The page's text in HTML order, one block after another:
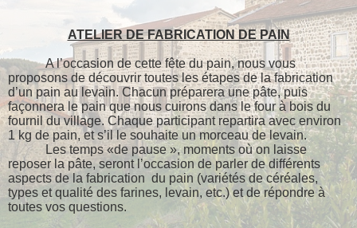
ATELIER DE FABRICATION DE PAIN
A l’occasion de cette fête du pain, nous vous
proposons de découvrir toutes les étapes de la fabrication
d’un pain au levain. Chacun préparera une pâte, puis
façonnera le pain que nous cuirons dans le four à bois du
fournil du village. Chaque participant repartira avec environ
1 kg de pain, et s’il le souhaite un morceau de levain.
Les temps «de pause », moments où on laisse
reposer la pâte, seront l’occasion de parler de différents
aspects de la fabrication du pain (variétés de céréales,
types et qualité des farines, levain, etc.) et de répondre à
toutes vos questions.